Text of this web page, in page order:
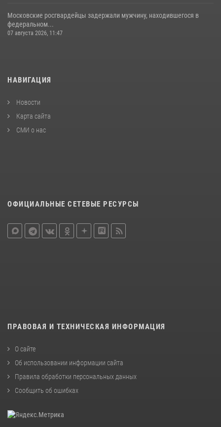
Московские росгвардейцы задержали мужчину, находившегося в
федеральном...
07 августа 2026, 11:47
НАВИГАЦИЯ
Новости
Карта сайта
СМИ о нас
ОФИЦИАЛЬНЫЕ СЕТЕВЫЕ РЕСУРСЫ
ПРАВОВАЯ И ТЕХНИЧЕСКАЯ ИНФОРМАЦИЯ
О сайте
Об использовании информации сайта
Правила обработки персональных данных
Сообщить об ошибках